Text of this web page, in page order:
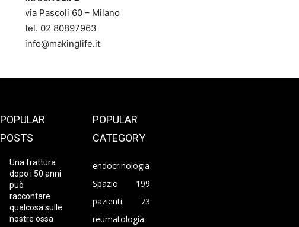
via Pascoli 60 – Milano
tel. 02 80897963
info@makinglife.it
POPULAR
POSTS
Una frattura
dopo i 50 anni
può
raccontare
qualcosa sulle
nostre ossa
POPULAR
CATEGORY
endocrinologia
199
Spazio
pazienti
73
reumatologia